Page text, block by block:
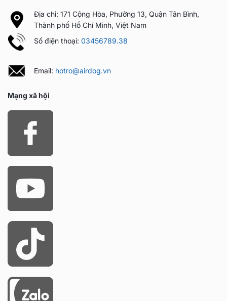
Địa chỉ: 171 Cộng Hòa, Phường 13, Quận Tân Bình,
Thành phố Hồ Chí Minh, Việt Nam
Số điện thoại: 03456789.38
Email: hotro@airdog.vn
Mạng xã hội